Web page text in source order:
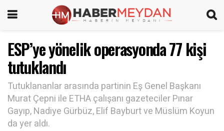
ESP’ye yönelik operasyonda 77 kişi
tutuklandı
Tutuklananlar arasında partinin Eş Genel Başkanı
Murat Çepni ile ETHA çalışanı gazeteciler Pınar
Gayıp, Nadiye Gürbüz, Elif Bayburt ve Müslüm Koyun
da yer aldı.